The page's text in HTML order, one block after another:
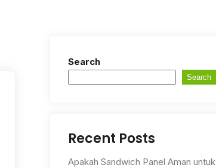
Search
Search
Recent Posts
Apakah Sandwich Panel Aman untuk